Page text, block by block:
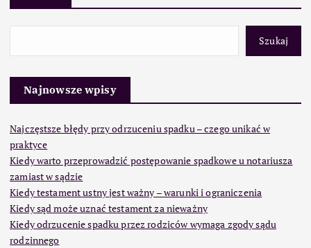
Szukaj
Najnowsze wpisy
Najczęstsze błędy przy odrzuceniu spadku – czego unikać w
praktyce
Kiedy warto przeprowadzić postępowanie spadkowe u notariusza
zamiast w sądzie
Kiedy testament ustny jest ważny – warunki i ograniczenia
Kiedy sąd może uznać testament za nieważny
Kiedy odrzucenie spadku przez rodziców wymaga zgody sądu
rodzinnego